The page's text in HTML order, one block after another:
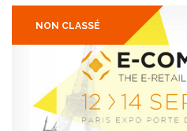
NON CLASSÉ